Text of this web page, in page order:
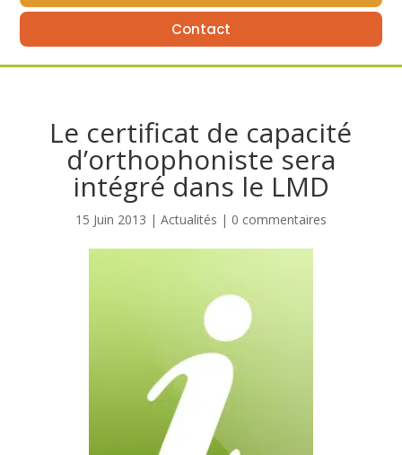
Contact
Le certificat de capacité
d’orthophoniste sera
intégré dans le LMD
15 Juin 2013 | Actualités | 0 commentaires